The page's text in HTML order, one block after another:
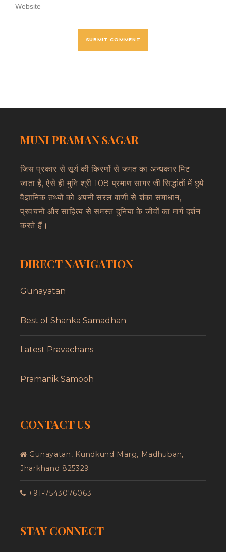
MUNI PRAMAN SAGAR
जिस प्रकार से सूर्य की किरणों से जगत का अन्धकार मिट
जाता है, ऐसे ही मुनि श्री 108 प्रमाण सागर जी सिद्धांतों में छुपे
वैज्ञानिक तथ्यों को अपनी सरल वाणी से शंका समाधान,
प्रवचनों और साहित्य से समस्त दुनिया के जीवों का मार्ग दर्शन
करते हैं।
DIRECT NAVIGATION
Gunayatan
Best of Shanka Samadhan
Latest Pravachans
Pramanik Samooh
CONTACT US
Gunayatan, Kundkund Marg, Madhuban,
Jharkhand 825329
+91-7543076063
STAY CONNECT